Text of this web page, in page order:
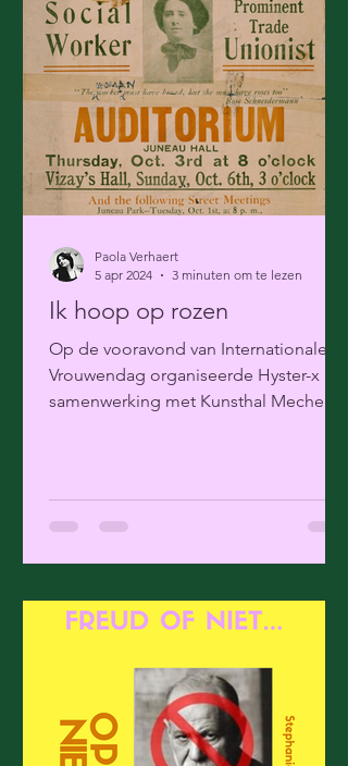
Ik hoop op rozen
Op de vooravond van Internationale
Vrouwendag organiseerde Hyster-x in
samenwerking met Kunsthal Mechelen
Paola Verhaert
5 apr 2024
3 minuten om te lezen